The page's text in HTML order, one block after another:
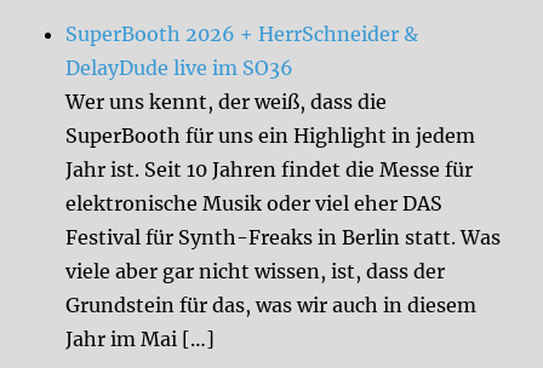
SuperBooth 2026 + HerrSchneider &
DelayDude live im SO36
Wer uns kennt, der weiß, dass die
SuperBooth für uns ein Highlight in jedem
Jahr ist. Seit 10 Jahren findet die Messe für
elektronische Musik oder viel eher DAS
Festival für Synth-Freaks in Berlin statt. Was
viele aber gar nicht wissen, ist, dass der
Grundstein für das, was wir auch in diesem
Jahr im Mai […]